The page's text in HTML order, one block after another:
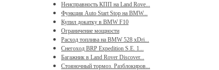
Неисправность КПП на Land Rove...
Функция Auto Start Stop на BMW...
Купил докатку в BMW F10
Ограничение мощности
Расход топлива на BMW 528 xDri...
Снегоход BRP Expedition S.E. 1...
Багажник в Land Rover Discover...
Стояночный тормоз. Разблокиров...